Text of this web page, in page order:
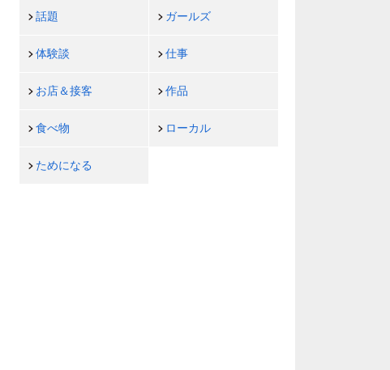
話題 ガールズ
体験談 仕事
お店＆接客 作品
食べ物 ローカル
ためになる